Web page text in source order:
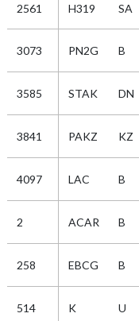
2561 H319 SA
3073 PN2G B
3585 STAK DN
3841 PAKZ KZ
4097 LAC B
2 ACAR B
258 EBCG B
514 K U